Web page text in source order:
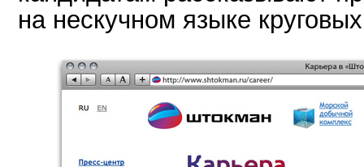
на нескучном языке